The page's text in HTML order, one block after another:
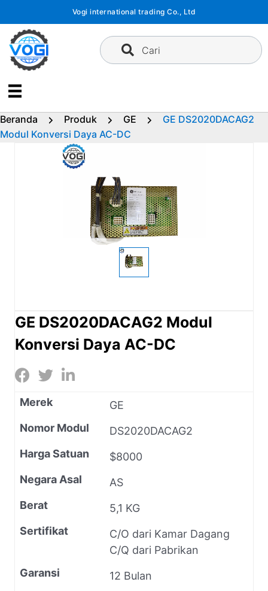
konten
Vogi international trading Co., Ltd
Cari
Beranda Produk GE
GE DS2020DACAG2
Modul Konversi Daya AC-DC
GE DS2020DACAG2 Modul
Konversi Daya AC-DC
Merek
GE
Nomor Modul
DS2020DACAG2
Harga Satuan
$8000
Negara Asal
AS
Berat
5,1 KG
Sertifikat
C/O dari Kamar Dagang
C/Q dari Pabrikan
Garansi
12 Bulan